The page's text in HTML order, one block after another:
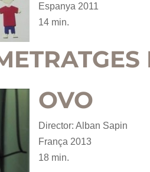
Espanya 2011
14 min.
OVO
Director: Alban Sapin
França 2013
18 min.